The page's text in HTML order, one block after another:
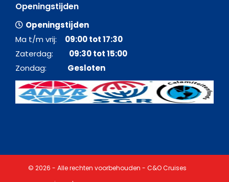
Openingstijden
Openingstijden
Ma t/m vrij: 09:00 tot 17:30
Zaterdag: 09:30 tot 15:00
Zondag: Gesloten
© 2026 - Alle rechten voorbehouden - C&O Cruises